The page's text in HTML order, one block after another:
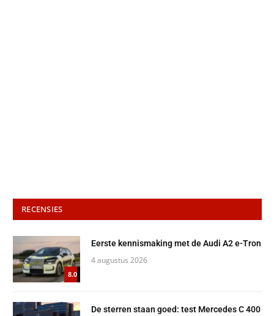
RECENSIES
8.0
Eerste kennismaking met de Audi A2 e-Tron
4 augustus 2026
De sterren staan goed: test Mercedes C 400